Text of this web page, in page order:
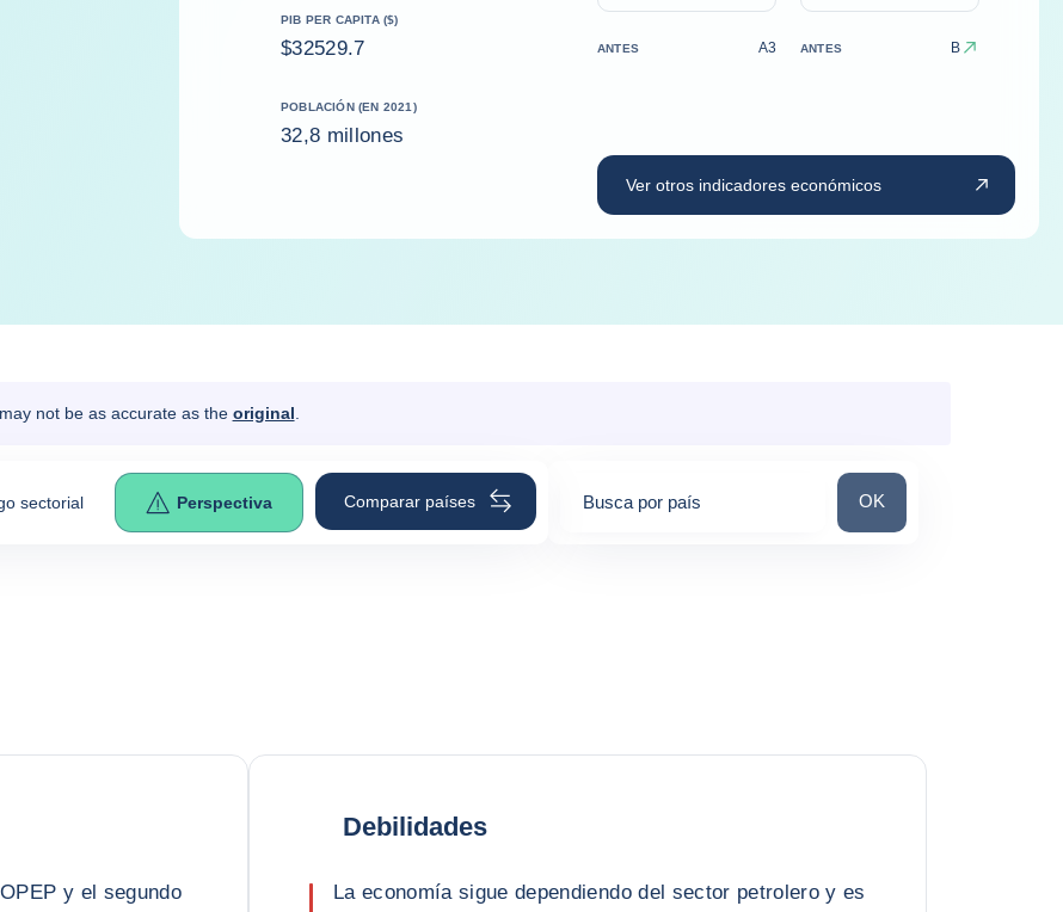
PIB PER CAPITA ($)
$32529.7
POBLACIÓN (EN 2021)
32,8 millones
ANTES A3 ANTES B
Ver otros indicadores económicos
not be as accurate as the original
sectorial Perspectiva Comparar países Busca por país Busca por país
OK
y el segundo
Debilidades
La economía sigue dependiendo del sector petrolero y es